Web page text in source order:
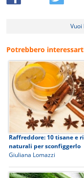
Vuoi
Potrebbero
Raffreddore: 10 tisane e
naturali per sconfiggerlo
Giuliana Lomazzi